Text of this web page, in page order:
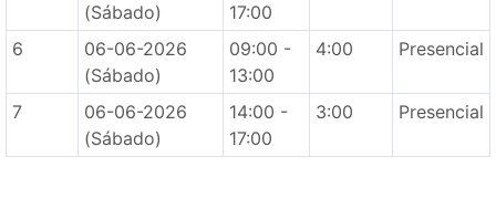
(Sábado)
17:00
6
06-06-2026
(Sábado)
09:00 -
13:00
4:00 Presencial
7
06-06-2026
(Sábado)
14:00 -
17:00
3:00 Presencial